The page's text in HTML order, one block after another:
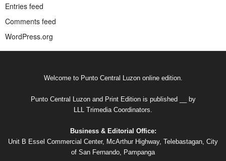
Entries feed
Comments feed
WordPress.org
Welcome to Punto Central Luzon online edition.
Punto Central Luzon and Print Edition is published __ by
LLL Trimedia Coordinators.
Business & Editorial Office:
Unit B Essel Commercial Center, McArthur Highway, Telebastagan, City
of San Fernando, Pampanga